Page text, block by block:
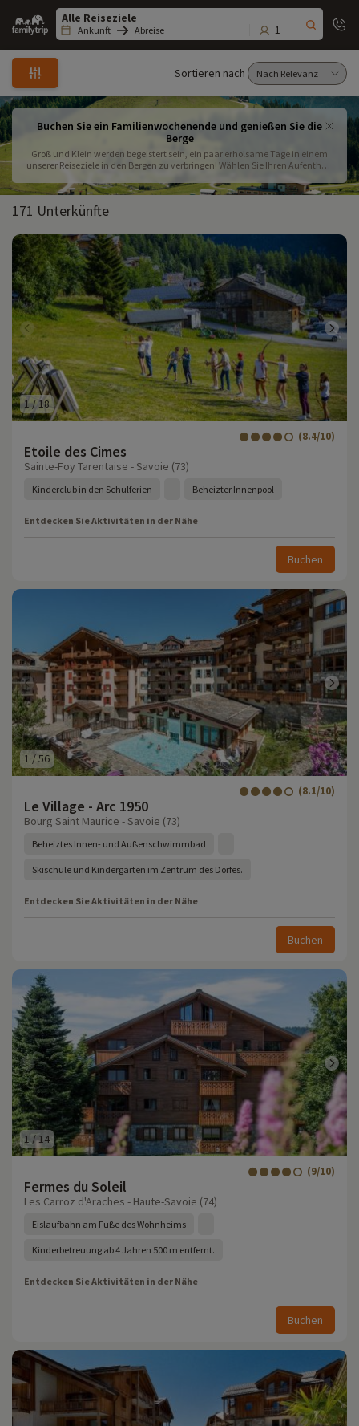
Family
trip
Ankunft Abreise 1
Sortieren nach
Buchen Sie ein Familienwochenende und genießen Sie die
Berge
Groß und Klein werden begeistert sein, ein paar erholsame Tage in einem
unserer Reiseziele in den Bergen zu verbringen! Wählen Sie Ihren Aufenthalt
Familie ein erholsames Wochenende in den Bergen verbringen können!
171 Unterkünfte
1/18
Etoile des Cimes
(8.4/10)
Sainte-Foy Tarentaise - Savoie (73)
Kinderclub in den Schulferien Beheizter Innenpool
Entdecken Sie Aktivitäten in der Nähe
Buchen
1 /56
Le Village - Arc 1950
(8.1/10)
Bourg Saint Maurice - Savoie (73)
Beheiztes Innen- und Außenschwimmbad
Skischule und Kindergarten im Zentrum des Dorfes.
Entdecken Sie Aktivitäten in der Nähe
Buchen
1 /14
Fermes du Soleil
(9/10)
Les Carroz d'Araches - Haute-Savoie (74)
Eislaufbahn am Fuße des Wohnheims
Kinderbetreuung ab 4 Jahren 500 m entfernt.
Entdecken Sie Aktivitäten in der Nähe
Buchen